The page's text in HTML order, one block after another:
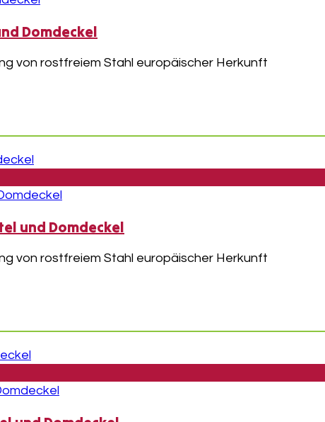
Domdeckel
von rostfreiem Stahl europäischer Herkunft
und Domdeckel
von rostfreiem Stahl europäischer Herkunft